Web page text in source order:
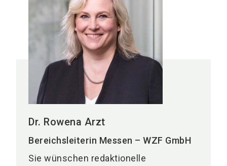
Dr. Rowena Arzt
Bereichsleiterin Messen – WZF GmbH
Sie wünschen redaktionelle